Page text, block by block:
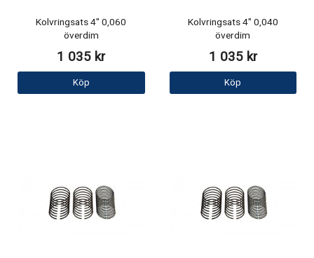
Kolvringsats 4" 0,060
överdim
1 035 kr
Köp
Kolvringsats 4" 0,040
överdim
1 035 kr
Köp